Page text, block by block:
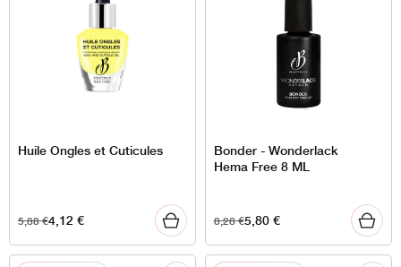
Huile Ongles et Cuticules
5,88€4,12 €
Bonder - Wonderlack
Hema Free 8 ML
8,28€5,80€